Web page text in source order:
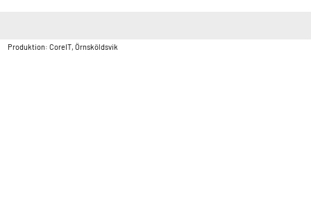
Produktion: CoreIT, Örnsköldsvik